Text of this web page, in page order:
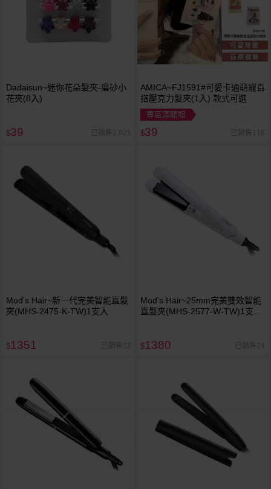
Dadaisun~迷你花朵髮夾-磨砂小
花夾(8入)
$39 已銷售2,821
AMICA~FJ1591#可愛卡通萌寵百
搭壓克力髮夾(1入) 款式可選
專區滿額贈
$39 已銷售116
Mod's Hair~新一代完美智能直髮
夾(MHS-2475-K-TW)1支入
$1351 已銷售52
Mod's Hair~25mm完美雙效智能
直髮夾(MHS-2577-W-TW)1支
$1380 已銷售24